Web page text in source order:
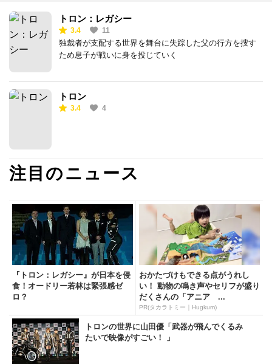
トロン：レガシー
3.4 11
独裁者が支配する世界を舞台に失踪した父の行方を捜す
ため息子が戦いに身を投じていく
トロン
3.4 4
注目のニュース
『トロン：レガシー』が日本を侵
食！オードリー若林は緊張感ゼ
ロ？
おかたづけもできる点がうれし
い！ 動物の鳴き声やセリフが盛り
だくさんの「アニア ...
PR(タカラトミー｜Hugkum)
トロンの世界に山田優「武器が飛んでくるみ
たいで映像がすごい！ 」